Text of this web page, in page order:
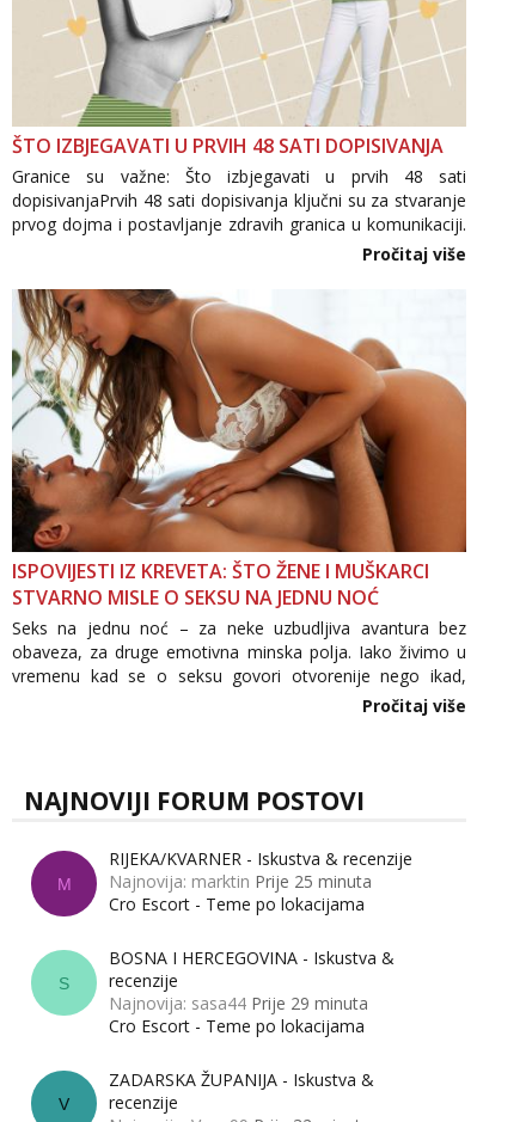
ŠTO IZBJEGAVATI U PRVIH 48 SATI DOPISIVANJA
Granice su važne: Što izbjegavati u prvih 48 sati
dopisivanjaPrvih 48 sati dopisivanja ključni su za stvaranje
prvog dojma i postavljanje zdravih granica u komunikaciji.
Važno je izbjeći prebrzo otkrivanje osobnih ili intimnih
informacija, jer nepoznata osoba još nije zaslužila to
povjerenje. Takođe...
Pročitaj više
ISPOVIJESTI IZ KREVETA: ŠTO ŽENE I MUŠKARCI
STVARNO MISLE O SEKSU NA JEDNU NOĆ
Seks na jednu noć – za neke uzbudljiva avantura bez
obaveza, za druge emotivna minska polja. Iako živimo u
vremenu kad se o seksu govori otvorenije nego ikad,
tema „jedne noći strasti“ i dalje izaziva burne rasprave. Što
Pročitaj više
NAJNOVIJI FORUM POSTOVI
M
RIJEKA/KVARNER - Iskustva & recenzije
Najnovija: marktin Prije 25 minuta
Cro Escort - Teme po lokacijama
S
BOSNA I HERCEGOVINA - Iskustva &
recenzije
Najnovija: sasa44 Prije 29 minuta
Cro Escort - Teme po lokacijama
V
ZADARSKA ŽUPANIJA - Iskustva &
recenzije